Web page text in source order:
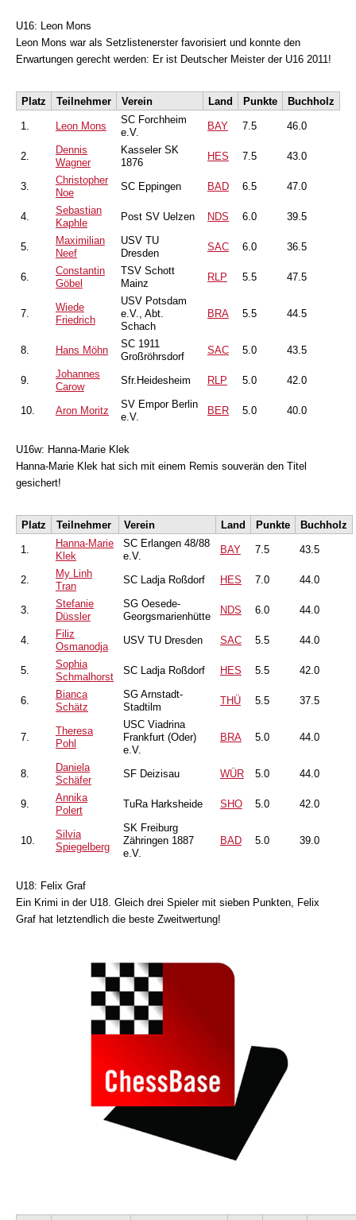
U16: Leon Mons
Leon Mons war als Setzlistenerster favorisiert und konnte den
Erwartungen gerecht werden: Er ist Deutscher Meister der U16 2011!
Platz Teilnehmer Verein Land Punkte Buchholz
1. Leon Mons
SC Forchheim
e.V.
BAY 7.5 46.0
2.
Dennis
Wagner
Kasseler SK
1876
HES 7.5 43.0
3.
Christopher
Noe
SC Eppingen BAD 6.5 47.0
4.
Sebastian
Kaphle
Post SV Uelzen NDS 6.0 39.5
5.
Maximilian
Neef
USV TU
Dresden
SAC 6.0 36.5
6.
Constantin
Göbel
TSV Schott
Mainz
RLP 5.5 47.5
7.
Wiede
Friedrich
USV Potsdam
e.V., Abt.
Schach
BRA 5.5 44.5
8. Hans Möhn
SC 1911
Großröhrsdorf
SAC 5.0 43.5
9.
Johannes
Carow
Sfr.Heidesheim RLP 5.0 42.0
10. Aron Moritz
SV Empor Berlin
e.V.
BER 5.0 40.0
U16w: Hanna-Marie Klek
Hanna-Marie Klek hat sich mit einem Remis souverän den Titel
gesichert!
Platz Teilnehmer Verein Land Punkte Buchholz
1.
Hanna-Marie
Klek
SC Erlangen 48/88
e.V.
BAY 7.5 43.5
2.
My Linh
Tran
SC Ladja Roßdorf HES 7.0 44.0
3.
Stefanie
Düssler
SG Oesede-
Georgsmarienhütte
NDS 6.0 44.0
4.
Filiz
Osmanodja
USV TU Dresden SAC 5.5 44.0
5.
Sophia
Schmalhorst
SC Ladja Roßdorf HES 5.5 42.0
6.
Bianca
Schätz
SG Arnstadt-
Stadtilm
THÜ 5.5 37.5
7.
Theresa
Pohl
USC Viadrina
Frankfurt (Oder)
e.V.
BRA 5.0 44.0
8.
Daniela
Schäfer
SF Deizisau WÜR 5.0 44.0
9.
Annika
Polert
TuRa Harksheide SHO 5.0 42.0
10.
Silvia
Spiegelberg
SK Freiburg
Zähringen 1887
e.V.
BAD 5.0 39.0
U18: Felix Graf
Ein Krimi in der U18. Gleich drei Spieler mit sieben Punkten, Felix
Graf hat letztendlich die beste Zweitwertung!